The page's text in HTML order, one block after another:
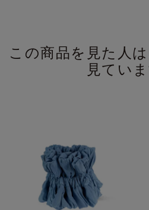
この商品を見た人
見ていま